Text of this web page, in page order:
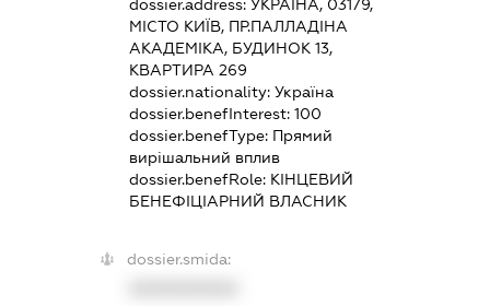
dossier.address: УКРАЇНА, 03179,
МІСТО КИЇВ, ПР.ПАЛЛАДІНА
АКАДЕМІКА, БУДИНОК 13,
КВАРТИРА 269
dossier.nationality: Україна
dossier.benefInterest: 100
dossier.benefType: Прямий
вирішальний вплив
dossier.benefRole: КІНЦЕВИЙ
БЕНЕФІЦІАРНИЙ ВЛАСНИК
dossier.smida: